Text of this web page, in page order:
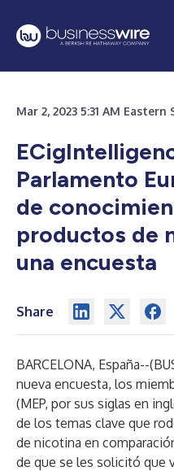
Mar 2, 2023 5:31 AM
Parlamento
de
productos de
una encuesta
Share
BARCELONA, España--(
nueva encuesta, los
(MEP, por sus siglas en
de los temas clave que
de nicotina en
de que se les solicitó que